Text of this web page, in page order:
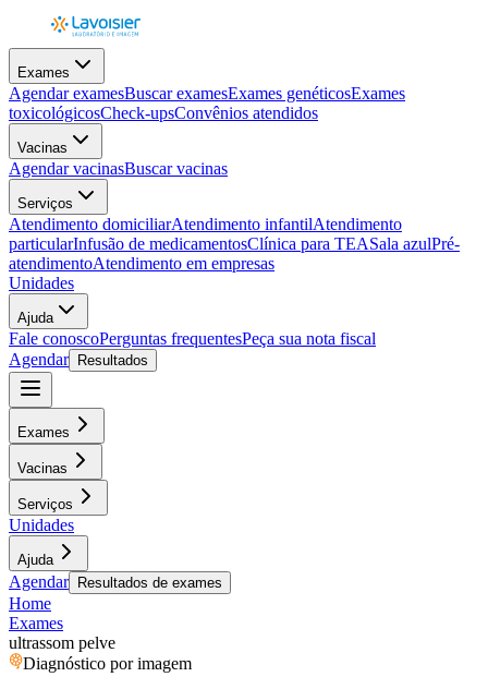
Exames
Agendar examesBuscar examesExames genéticosExames
toxicológicosCheck-upsConvênios atendidos
Vacinas
Agendar vacinasBuscar vacinas
Serviços
Atendimento domiciliarAtendimento infantilAtendimento
particularInfusão de medicamentosClínica para TEASala azulPré-
atendimentoAtendimento em empresas
Unidades
Ajuda
Fale conoscoPerguntas frequentesPeça sua nota fiscal
Agendar
Resultados
Exames
Vacinas
Serviços
Unidades
Ajuda
Agendar Resultados de exames
Home
Exames
ultrassom pelve
Diagnóstico por imagem